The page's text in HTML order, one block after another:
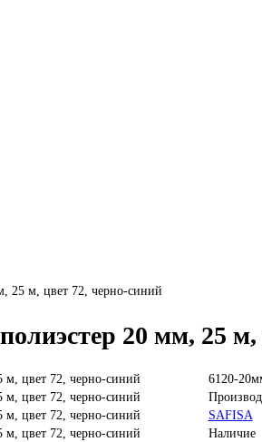
25 м, цвет 72, черно-синий
20 мм, 25
6120-
SAFISA
Наличие